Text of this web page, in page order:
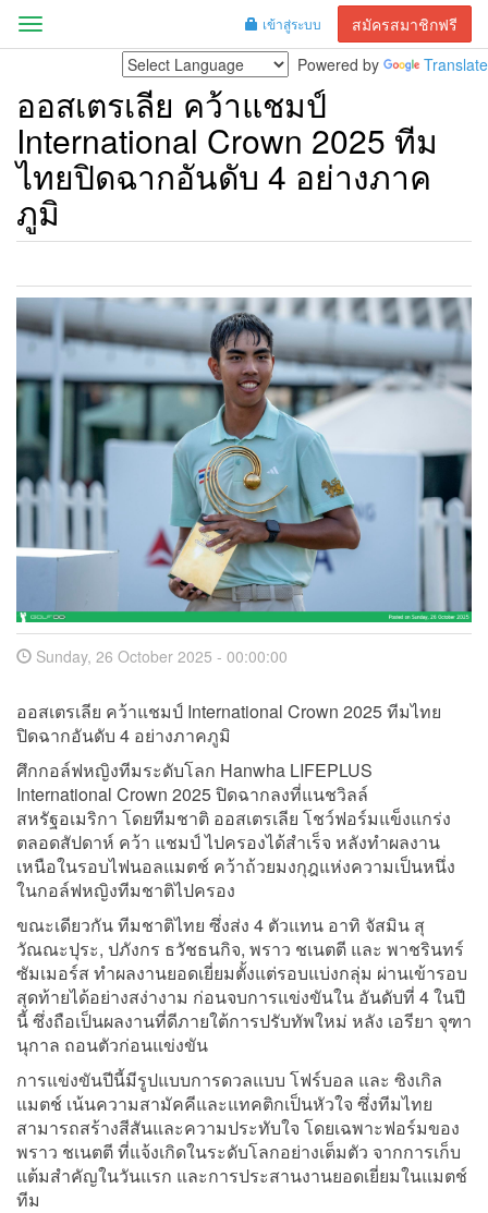
เข้าสู่ระบบ สมัครสมาชิกฟรี
Menu
Powered by
Translate
ออสเตรเลีย คว้าแชมป์
International Crown 2025 ทีม
ไทยปิดฉากอันดับ 4 อย่างภาค
ภูมิ
Sunday, 26 October 2025 - 00:00:00
ออสเตรเลีย คว้าแชมป์ International Crown 2025 ทีมไทย
ปิดฉากอันดับ 4 อย่างภาคภูมิ
ศึกกอล์ฟหญิงทีมระดับโลก Hanwha LIFEPLUS
International Crown 2025 ปิดฉากลงที่แนชวิลล์
สหรัฐอเมริกา โดยทีมชาติ ออสเตรเลีย โชว์ฟอร์มแข็งแกร่ง
ตลอดสัปดาห์ คว้า แชมป์ ไปครองได้สำเร็จ หลังทำผลงาน
เหนือในรอบไฟนอลแมตช์ คว้าถ้วยมงกุฎแห่งความเป็นหนึ่ง
ในกอล์ฟหญิงทีมชาติไปครอง
ขณะเดียวกัน ทีมชาติไทย ซึ่งส่ง 4 ตัวแทน อาทิ จัสมิน สุ
วัณณะปุระ, ปภังกร ธวัชธนกิจ, พราว ชเนตตี และ พาชรินทร์
ซัมเมอร์ส ทำผลงานยอดเยี่ยมตั้งแต่รอบแบ่งกลุ่ม ผ่านเข้ารอบ
สุดท้ายได้อย่างสง่างาม ก่อนจบการแข่งขันใน อันดับที่ 4 ในปี
นี้ ซึ่งถือเป็นผลงานที่ดีภายใต้การปรับทัพใหม่ หลัง เอรียา จุฑา
นุกาล ถอนตัวก่อนแข่งขัน
การแข่งขันปีนี้มีรูปแบบการดวลแบบ โฟร์บอล และ ซิงเกิล
แมตช์ เน้นความสามัคคีและแทคติกเป็นหัวใจ ซึ่งทีมไทย
สามารถสร้างสีสันและความประทับใจ โดยเฉพาะฟอร์มของ
พราว ชเนตตี ที่แจ้งเกิดในระดับโลกอย่างเต็มตัว จากการเก็บ
แต้มสำคัญในวันแรก และการประสานงานยอดเยี่ยมในแมตช์
ทีม